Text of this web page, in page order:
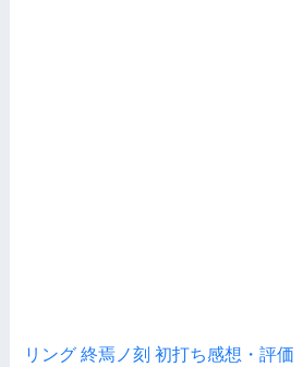
リング 終焉ノ刻 初打ち感想・評価